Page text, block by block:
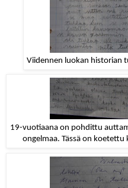
Viidennen luokan historian
19-vuotiaana on pohdittu
ongelmaa. Tässä on